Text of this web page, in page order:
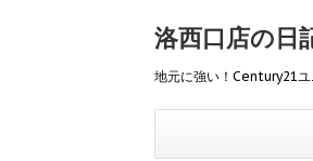
洛西口店の日
地元に強い！Century21